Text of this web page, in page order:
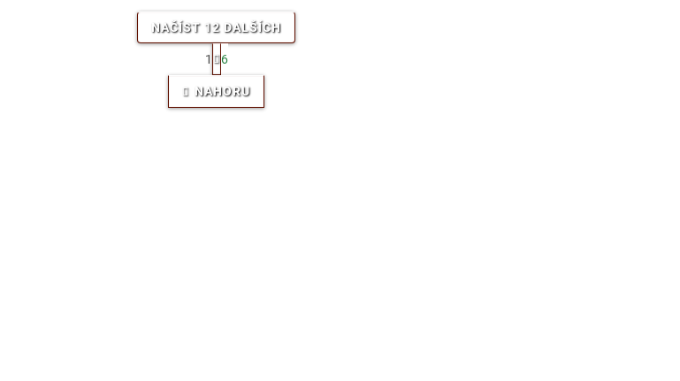
O
v
l
NAČÍST 12 DALŠÍCH
t
r
á
n
1 6
NAHORU